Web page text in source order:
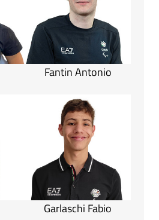
Fantin Antonio
Garlaschi Fabio